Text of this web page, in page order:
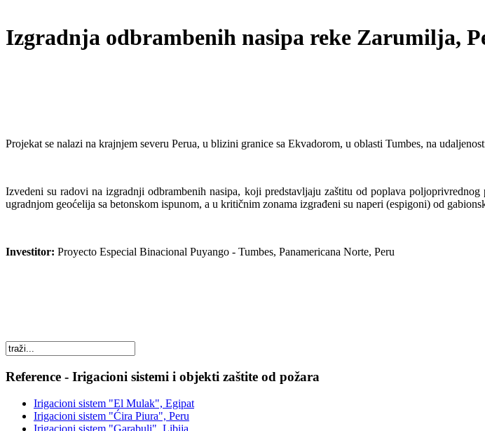
Izgradnja odbrambenih nasipa reke Zarumilja,
Projekat se nalazi na krajnjem severu Perua, u blizini granice sa Ekvadorom, u oblasti Tumbes, na
Izvedeni su radovi na izgradnji odbrambenih nasipa, koji predstavljaju zaštitu od poplava
ugradnjom geoćelija sa betonskom ispunom, a u kritičnim zonama izgrađeni su naperi (espigoni) od
Investitor: Proyecto Especial Binacional Puyango - Tumbes, Panamericana Norte, Peru
Reference - Irigacioni sistemi i objekti zaštite od požara
Irigacioni sistem "El Mulak", Egipat
Irigacioni sistem "Ćira Piura", Peru